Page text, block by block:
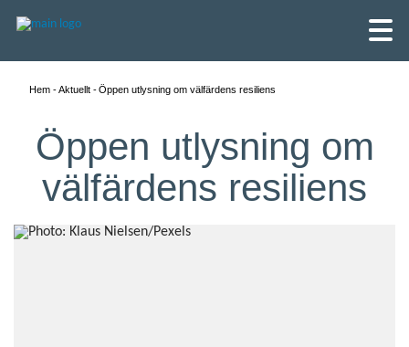
Hem Aktuellt Öppen utlysning om välfärdens resiliens
Öppen utlysning om
välfärdens resiliens